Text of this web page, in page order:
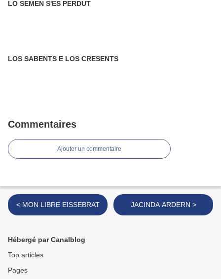
LO SEMEN S'ES PERDUT
LOS SABENTS E LOS CRESENTS
Commentaires
Ajouter un commentaire
< MON LIBRE EISSEBRAT JACINDA ARDERN >
Hébergé par Canalblog
Top articles
Pages